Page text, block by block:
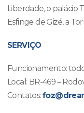
Liberdade, o palácio
Esfinge de Gizé, a
SERVIÇO
Funcionamento:
Local: BR-469 –
Contatos: